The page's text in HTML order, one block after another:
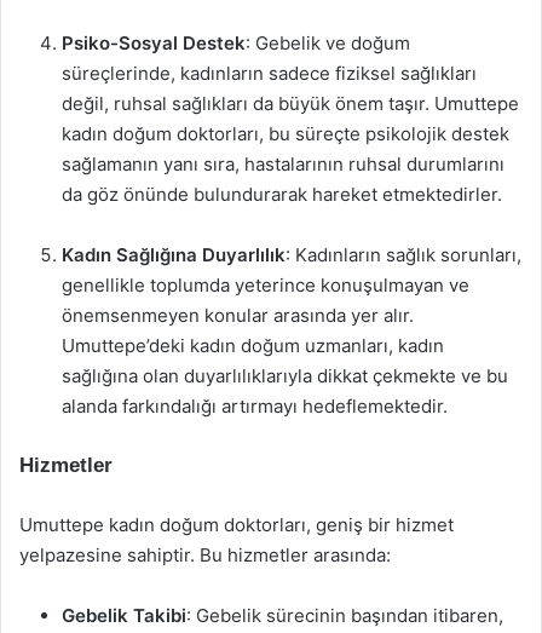
Psiko-Sosyal Destek: Gebelik ve doğum
süreçlerinde, kadınların sadece fiziksel sağlıkları
değil, ruhsal sağlıkları da büyük önem taşır. Umuttepe
kadın doğum doktorları, bu süreçte psikolojik destek
sağlamanın yanı sıra, hastalarının ruhsal durumlarını
da göz önünde bulundurarak hareket etmektedirler.
Kadın Sağlığına Duyarlılık: Kadınların sağlık sorunları,
genellikle toplumda yeterince konuşulmayan ve
önemsenmeyen konular arasında yer alır.
Umuttepe’deki kadın doğum uzmanları, kadın
sağlığına olan duyarlılıklarıyla dikkat çekmekte ve bu
alanda farkındalığı artırmayı hedeflemektedir.
Hizmetler
Umuttepe kadın doğum doktorları, geniş bir hizmet
yelpazesine sahiptir. Bu hizmetler arasında:
Gebelik Takibi: Gebelik sürecinin başından itibaren,